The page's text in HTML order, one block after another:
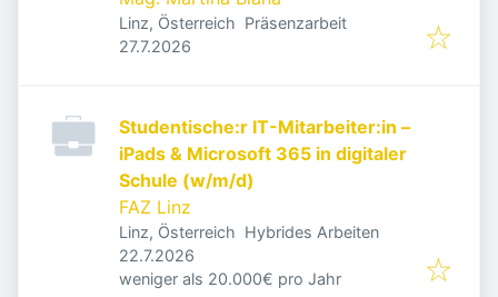
Linz, Österreich Präsenzarbeit
Veröffentlicht
27.7.2026
Studentische:r IT-Mitarbeiter:in –
iPads & Microsoft 365 in digitaler
Schule (w/m/d)
FAZ Linz
Linz, Österreich Hybrides Arbeiten
Veröffentlicht
22.7.2026
weniger als 20.000€ pro Jahr